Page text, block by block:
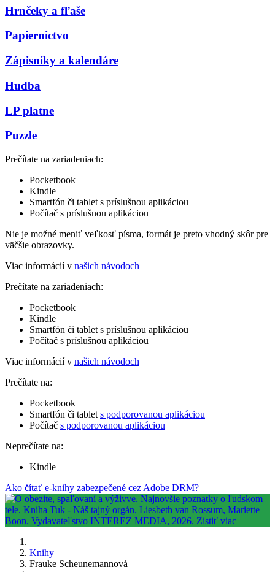
Hrnčeky a fľaše
Papiernictvo
Zápisníky a kalendáre
Hudba
LP platne
Puzzle
Prečítate na zariadeniach:
Pocketbook
Kindle
Smartfón či tablet s príslušnou aplikáciou
Počítač s príslušnou aplikáciou
Nie je možné meniť veľkosť písma, formát je preto vhodný skôr pre
väčšie obrazovky.
Viac informácií v našich návodoch
Prečítate na zariadeniach:
Pocketbook
Kindle
Smartfón či tablet s príslušnou aplikáciou
Počítač s príslušnou aplikáciou
Viac informácií v našich návodoch
Prečítate na:
Pocketbook
Smartfón či tablet s podporovanou aplikáciou
Počítač s podporovanou aplikáciou
Neprečítate na:
Kindle
Ako čítať e-knihy zabezpečené cez Adobe DRM?
Knihy
Frauke Scheunemannová